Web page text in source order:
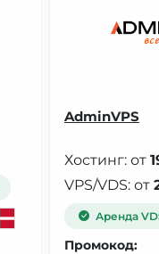
AdminVPS
Хостинг: от
VPS/VDS: от
Аренда
Промокод: